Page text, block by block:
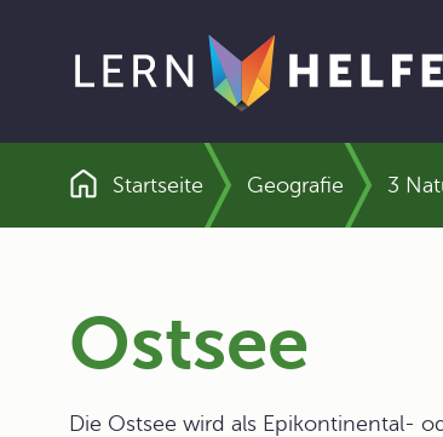
Pfadnavigation
Startseite Geografie 3
Ostsee
Die Ostsee wird als Epikontinental-